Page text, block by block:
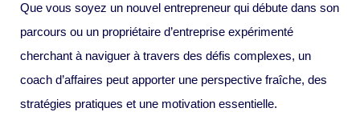
Que vous soyez un nouvel entrepreneur qui débute dans son
parcours ou un propriétaire d’entreprise expérimenté
cherchant à naviguer à travers des défis complexes, un
coach d’affaires peut apporter une perspective fraîche, des
stratégies pratiques et une motivation essentielle.